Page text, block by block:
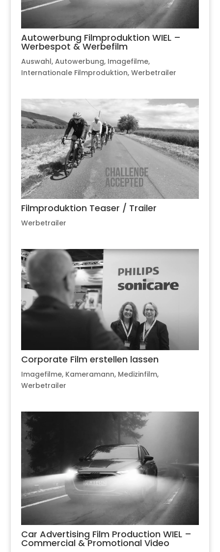
Autowerbung Filmproduktion WIEL –
Werbespot & Werbefilm
Auswahl, Autowerbung, Imagefilme,
Internationale Filmproduktion, Werbetrailer
Filmproduktion Teaser / Trailer
Werbetrailer
Corporate Film erstellen lassen
Imagefilme, Kameramann, Medizinfilm,
Werbetrailer
Car Advertising Film Production WIEL –
Commercial & Promotional Video